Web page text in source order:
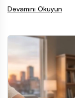
Devamını Okuyun